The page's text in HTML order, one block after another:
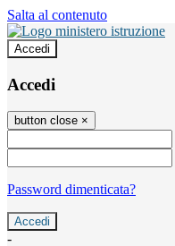
Salta al contenuto
Accedi
Accedi
button close ×
Password dimenticata?
-